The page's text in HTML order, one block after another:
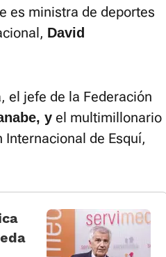
es ministra de deportes
David
el jefe de la Federación
y el multimillonario
de Esquí,